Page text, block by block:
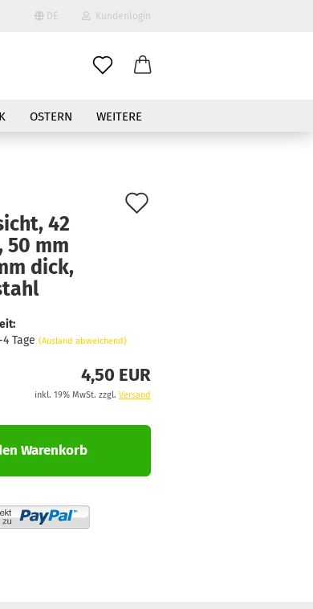
DE Kundenlogin
OSTERN WEITERE
42
50 mm
dick,
Tage (Ausland abweichend)
4,50 EUR
inkl. 19% MwSt. zzgl. Versand
Warenkorb